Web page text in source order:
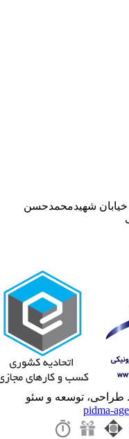
شهیدمحمدحسن
توسعه و سئو